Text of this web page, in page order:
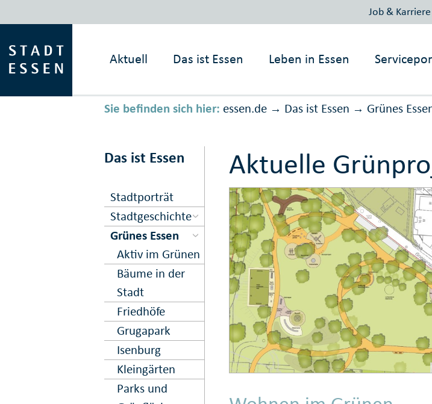
Job & Karriere
Aktuell Das ist Essen Leben in Essen
Sie befinden sich hier: essen.de → Das ist Essen → Grünes
Das ist Essen
Stadtporträt
Stadtgeschichte
Grünes Essen
Aktiv im Grünen
Bäume in der
Stadt
Friedhöfe
Grugapark
Isenburg
Kleingärten
Parks und
Aktuelle